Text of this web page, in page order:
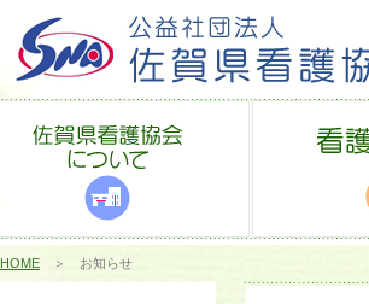
HOME ＞ お知らせ